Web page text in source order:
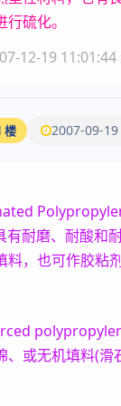
硫化。
12-19 11:01:44
楼 2007-09-
有耐磨、耐酸和
，也可作胶粘
、或无机填料(滑